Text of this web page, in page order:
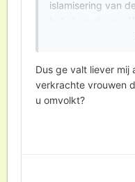
islamisering van
geloof ik)
Plato
democratie zulke
Populisten.
Dus ge valt liever mij
verkrachte vrouwen
u omvolkt?